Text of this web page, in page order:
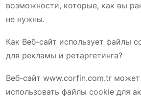
возможности, которые, как вы
не нужны.
Как Веб-сайт использует файлы
для рекламы и ретаргетинга?
Веб-сайт www.corfin.com.tr
использовать файлы cookie для